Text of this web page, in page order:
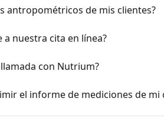
antropométricos de mis clientes?
a nuestra cita en línea?
con Nutrium?
el informe de mediciones de mi